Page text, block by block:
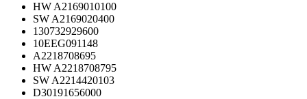
HW A2169010100
SW A2169020400
130732929600
10EEG091148
A2218708695
HW A2218708795
SW A2214420103
D30191656000